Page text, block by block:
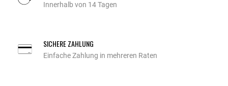
Innerhalb von 14 Tagen
SICHERE ZAHLUNG
Einfache Zahlung in mehreren Raten